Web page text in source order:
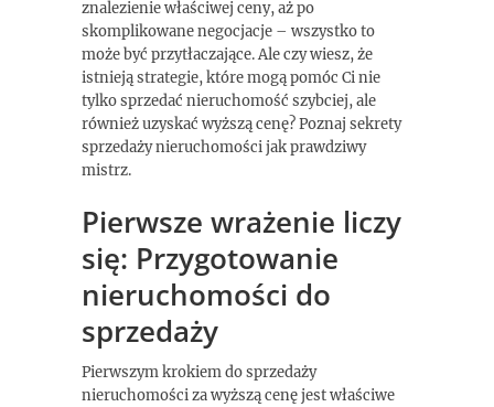
znalezienie właściwej ceny, aż po
skomplikowane negocjacje – wszystko to
może być przytłaczające. Ale czy wiesz, że
istnieją strategie, które mogą pomóc Ci nie
tylko sprzedać nieruchomość szybciej, ale
również uzyskać wyższą cenę? Poznaj sekrety
sprzedaży nieruchomości jak prawdziwy
mistrz.
Pierwsze wrażenie liczy
się: Przygotowanie
nieruchomości do
sprzedaży
Pierwszym krokiem do sprzedaży
nieruchomości za wyższą cenę jest właściwe